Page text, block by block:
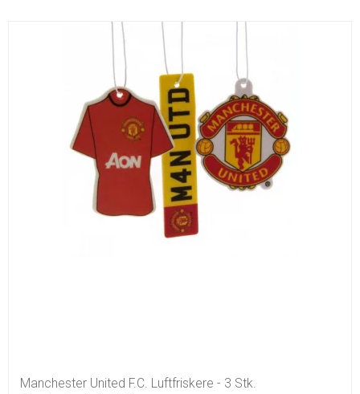
Manchester United F.C. Luftfriskere - 3 Stk.